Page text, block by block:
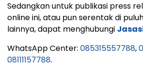
Sedangkan untuk publikasi press
online ini, atau pun serentak di
lainnya, dapat menghubungi
WhatsApp Center: 085315557788,
08111157788.